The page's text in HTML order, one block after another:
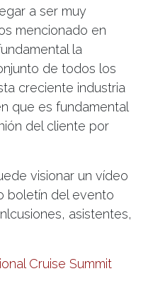
a ser muy
mencionado en
la
de todos los
creciente industria
que es fundamental
del cliente por
visionar un vídeo
boletín del evento
asistentes,
Cruise Summit